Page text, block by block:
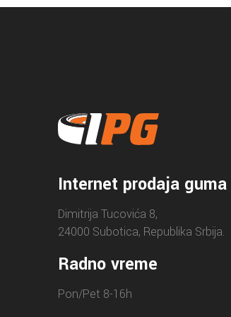
Internet prodaja guma
Dimitrija Tucovića 8,
24000 Subotica, Republika Srbija.
Radno vreme
Pon/Pet 8-16h